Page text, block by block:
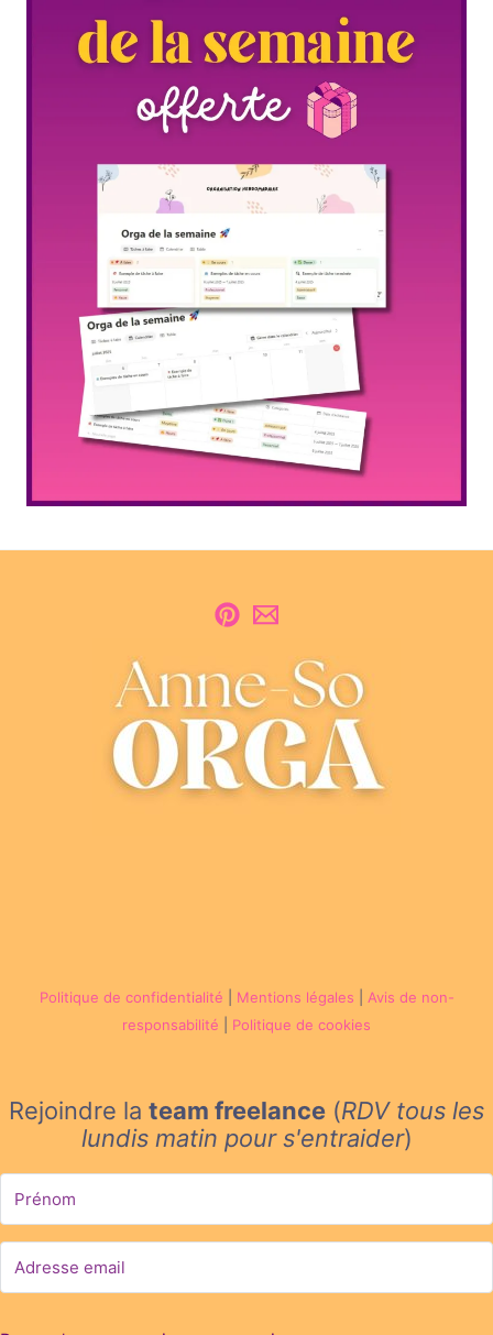
Politique de confidentialité Mentions légales
Avis de non-
responsabilité
Politique de cookies
Rejoindre la team freelance (RDV tous les
lundis matin pour s'entraider)